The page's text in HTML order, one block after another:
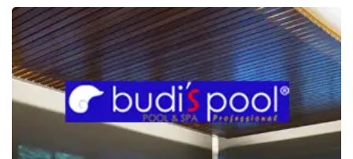
EFEK
PENDINGINAN
atau
COOL
DOWN
EFFECTS